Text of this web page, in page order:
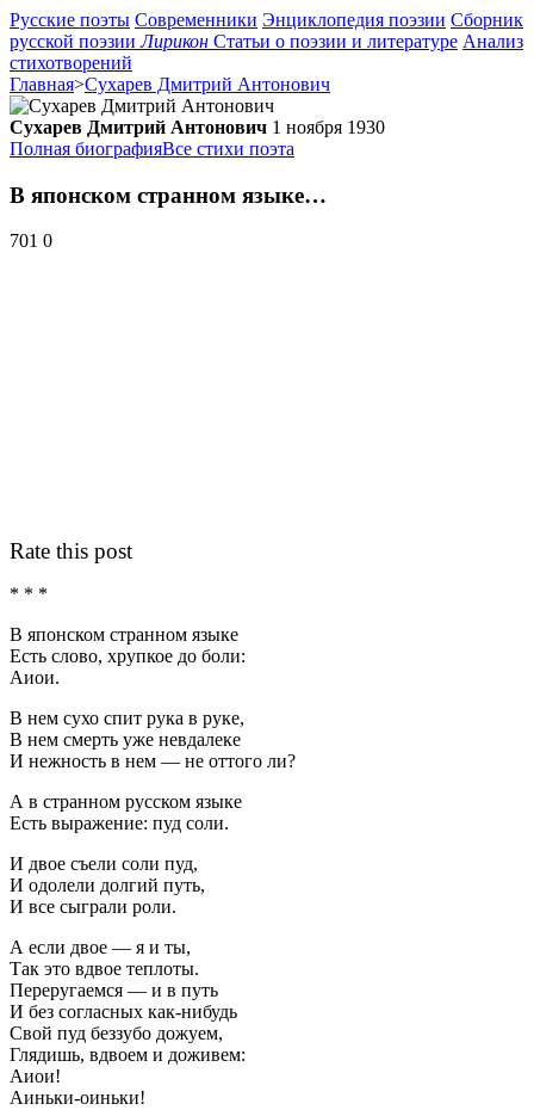
Русские поэты Современники Энциклопедия поэзии Сборник
русской поэзии Лирикон Статьи о поэзии и литературе Анализ
стихотворений
Главная>Сухарев Дмитрий Антонович
Сухарев Дмитрий Антонович 1 ноября 1930
Полная биографияВсе стихи поэта
В японском странном языке…
701 0
Rate this post
* * *
В японском странном языке
Есть слово, хрупкое до боли:
Аиои.
В нем сухо спит рука в руке,
В нем смерть уже невдалеке
И нежность в нем — не оттого ли?
А в странном русском языке
Есть выражение: пуд соли.
И двое съели соли пуд,
И одолели долгий путь,
И все сыграли роли.
А если двое — я и ты,
Так это вдвое теплоты.
Переругаемся — и в путь
И без согласных как-нибудь
Свой пуд беззубо дожуем,
Глядишь, вдвоем и доживем:
Аиои!
Аиньки-оиньки!